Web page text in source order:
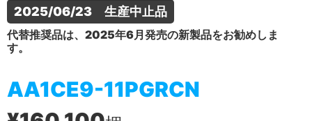
2025/06/23　生産中止品
代替推奨品は、2025年6月発売の新製品をお勧めしま
す。
AA1CE9-11PGRCN